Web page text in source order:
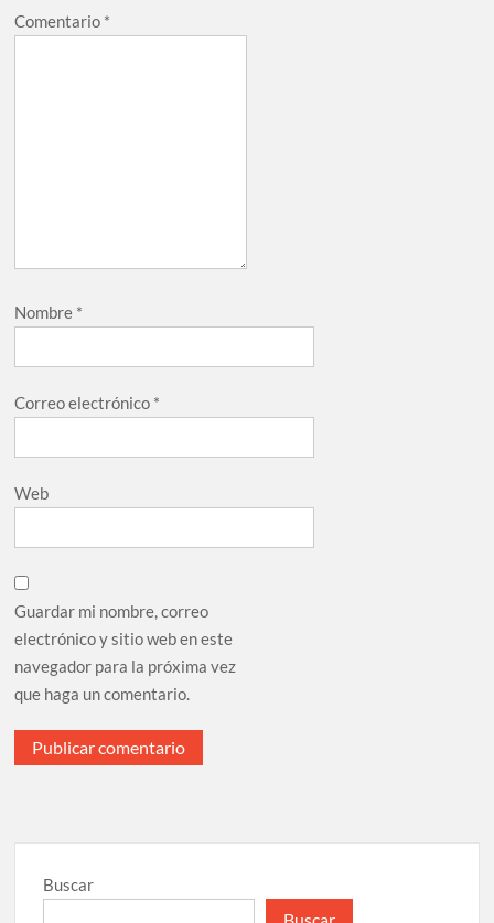
Comentario *
Nombre *
Correo electrónico *
Web
Guardar mi nombre, correo
electrónico y sitio web en este
navegador para la próxima vez
que haga un comentario.
Buscar